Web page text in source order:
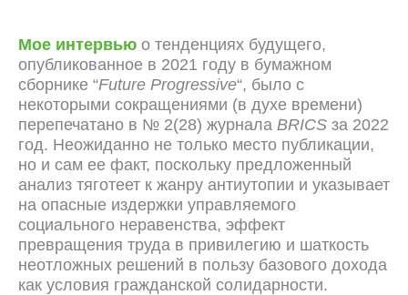
Мое интервью о тенденциях будущего,
опубликованное в 2021 году в бумажном
сборнике “Future Progressive“, было с
некоторыми сокращениями (в духе времени)
перепечатано в № 2(28) журнала BRICS за 2022
год. Неожиданно не только место публикации,
но и сам ее факт, поскольку предложенный
анализ тяготеет к жанру антиутопии и указывает
на опасные издержки управляемого
социального неравенства, эффект
превращения труда в привилегию и шаткость
неотложных решений в пользу базового дохода
как условия гражданской солидарности.